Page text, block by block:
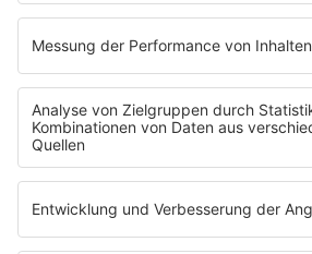
Jobs & Praktika
Service
Datenschutz
Datenschutzeinstellungen
Impressum
Nutzungsbedingungen
Stromvergleich